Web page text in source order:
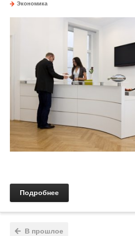
Экономика
Подробнее
В прошлое